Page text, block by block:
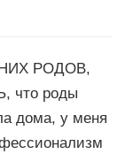
РОДОВ,
что роды
дома, у меня